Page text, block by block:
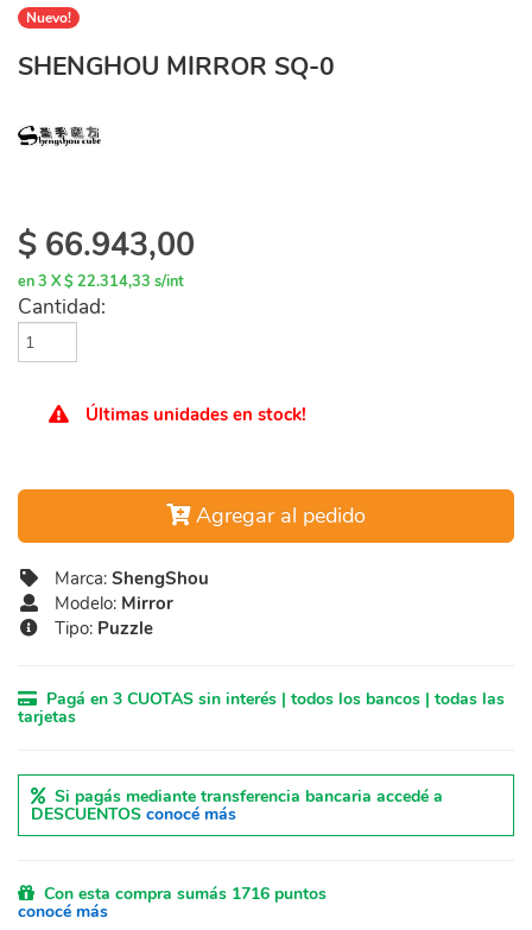
Nuevo!
SHENGHOU MIRROR SQ-0
$ 66.943,00
en 3 X $ 22.314,33 s/int
Cantidad:
Últimas unidades en stock!
Agregar al pedido
Marca: ShengShou
Modelo: Mirror
Tipo: Puzzle
Pagá en 3 CUOTAS sin interés | todos los bancos | todas las
tarjetas
Si pagás mediante transferencia bancaria accedé a
DESCUENTOS conocé más
Con esta compra sumás 1716 puntos
conocé más